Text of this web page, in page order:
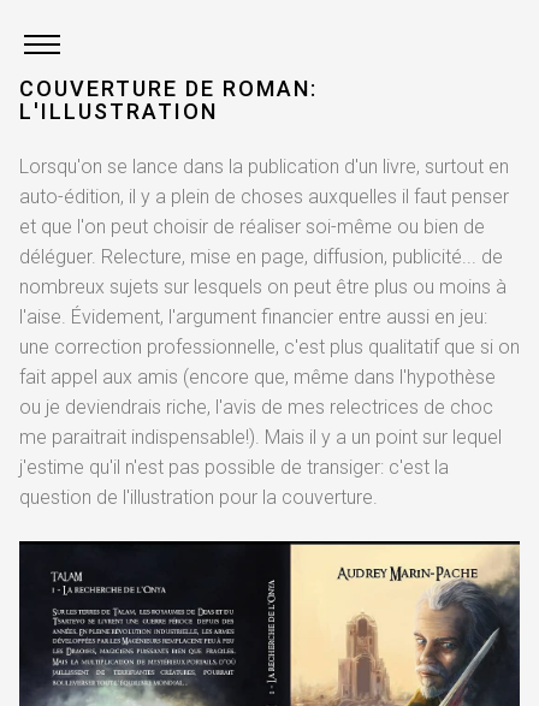
COUVERTURE DE ROMAN:
L'ILLUSTRATION
Lorsqu'on se lance dans la publication d'un livre, surtout en
auto-édition, il y a plein de choses auxquelles il faut penser
et que l'on peut choisir de réaliser soi-même ou bien de
déléguer. Relecture, mise en page, diffusion, publicité... de
nombreux sujets sur lesquels on peut être plus ou moins à
l'aise. Évidement, l'argument financier entre aussi en jeu:
une correction professionnelle, c'est plus qualitatif que si on
fait appel aux amis (encore que, même dans l'hypothèse
ou je deviendrais riche, l'avis de mes relectrices de choc
me paraitrait indispensable!). Mais il y a un point sur lequel
j'estime qu'il n'est pas possible de transiger: c'est la
question de l'illustration pour la couverture.